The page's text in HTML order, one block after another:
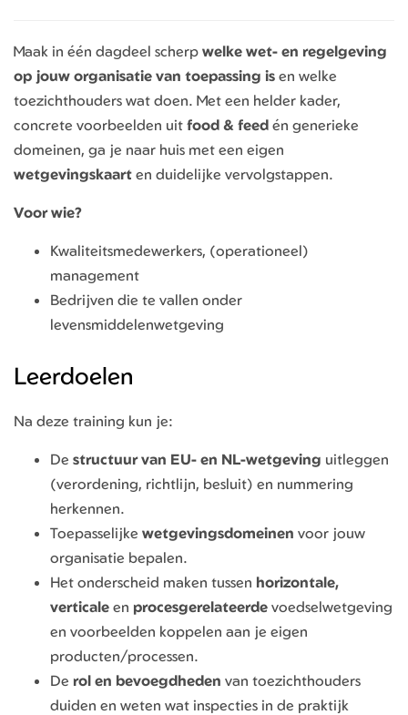
Maak in één dagdeel scherp welke wet- en regelgeving
op jouw organisatie van toepassing is en welke
toezichthouders wat doen. Met een helder kader,
concrete voorbeelden uit food & feed én generieke
domeinen, ga je naar huis met een eigen
wetgevingskaart en duidelijke vervolgstappen.
Voor wie?
Kwaliteitsmedewerkers, (operationeel)
management
Bedrijven die te vallen onder
levensmiddelenwetgeving
Leerdoelen
Na deze training kun je:
De structuur van EU- en NL-wetgeving uitleggen
(verordening, richtlijn, besluit) en nummering
herkennen.
Toepasselijke wetgevingsdomeinen voor jouw
organisatie bepalen.
Het onderscheid maken tussen horizontale,
verticale en procesgerelateerde voedselwetgeving
en voorbeelden koppelen aan je eigen
producten/processen.
De rol en bevoegdheden van toezichthouders
duiden en weten wat inspecties in de praktijk